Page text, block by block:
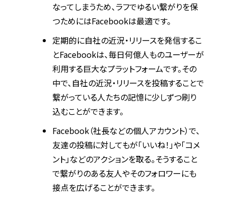
なってしまうため、ラフでゆるい繋がりを保
つためにはFacebookは最適です。
定期的に自社の近況・リリースを発信するこ
とFacebookは、毎日何億人ものユーザーが
利用する巨大なプラットフォームです。その
中で、自社の近況・リリースを投稿することで
繋がっている人たちの記憶に少しずつ刷り
込むことができます。
Facebook（社長などの個人アカウント）で、
友達の投稿に対してもが「いいね！」や「コメ
ント」などのアクションを取る。そうすること
で繋がりのある友人やそのフォロワーにも
接点を広げることができます。